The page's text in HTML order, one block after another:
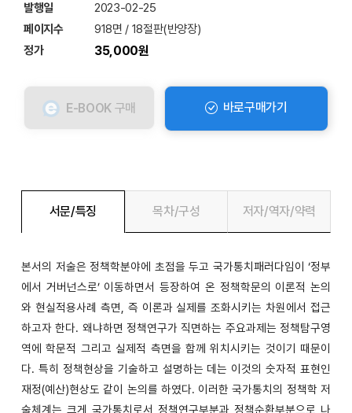
발행일
2023-02-25
페이지수
918면 / 18절판(반양장)
정가
35,000원
E-BOOK 구매 바로구매가기
서문/특징 목차/구성 저자/역자/약력
본서의 저술은 정책학분야에 초점을 두고 국가통치패러다임이 ‘정부
에서 거버넌스로’ 이동하면서 등장하여 온 정책학문의 이론적 논의
와 현실적용사례 측면, 즉 이론과 실제를 조화시키는 차원에서 접근
하고자 한다. 왜냐하면 정책연구가 직면하는 주요과제는 정책탐구영
역에 학문적 그리고 실제적 측면을 함께 위치시키는 것이기 때문이
다. 특히 정책현상을 기술하고 설명하는 데는 이것의 숫자적 표현인
재정(예산)현상도 같이 논의를 하였다. 이러한 국가통치의 정책학 저
술체계는 크게 국가통치로서 정책연구부분과 정책순환부분으로 나